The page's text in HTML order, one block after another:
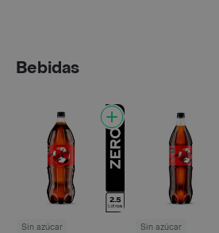
Bebidas
Sin azúcar Sin azúcar